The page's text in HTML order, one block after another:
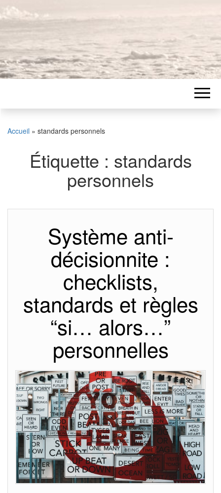
Accueil » standards personnels
Étiquette : standards
personnels
Système anti-
décisionnite :
checklists,
standards et règles
“si… alors…”
personnelles